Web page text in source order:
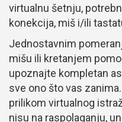
virtualnu šetnju,
konekcija, miš i/ili
Jednostavnim
mišu ili kretanjem
upoznajte kompletan
sve ono što vas
prilikom virtualnog
nisu na raspolaganju,